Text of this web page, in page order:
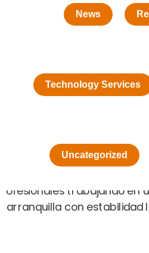
News
Technology Services
Uncategorized